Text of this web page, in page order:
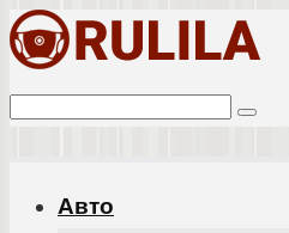
Перейти
контенту
Поиск:
Авто